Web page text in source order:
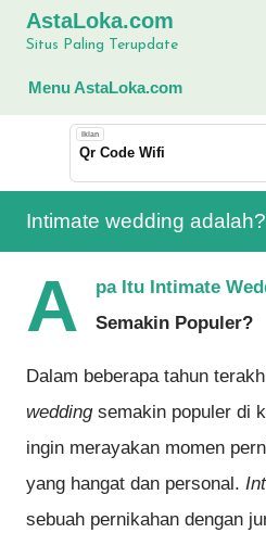
Langsung ke
AstaLoka.com
Situs Paling Terupdate
Menu AstaLoka.com
Iklan
Qr Code Wifi
Intimate wedding adalah?
A
pa Itu Intimate
Semakin Populer?
Dalam beberapa tahun
weddingsemakin populer di
ingin merayakan momen
yang hangat dan personal.
sebuah pernikahan dengan